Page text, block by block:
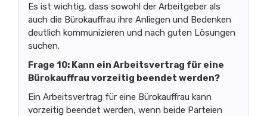
Es ist wichtig, dass sowohl der Arbeitgeber als
auch die Bürokauffrau ihre Anliegen und Bedenken
deutlich kommunizieren und nach guten Lösungen
suchen.
Frage 10: Kann ein Arbeitsvertrag für eine
Bürokauffrau vorzeitig beendet werden?
Ein Arbeitsvertrag für eine Bürokauffrau kann
vorzeitig beendet werden, wenn beide Parteien